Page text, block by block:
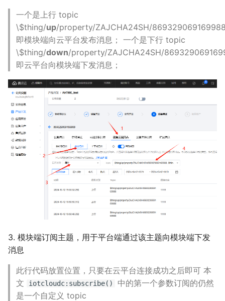
一个是上行 topic
\$thing/up/property/ZAJCHA24SH/
即模块端向云平台发布消息； 一个是下行 topic
\$thing/down/property/ZAJCHA24SH/
即云平台向模块端下发消息；
3. 模块端订阅主题，用于平台端通过该主题向模块端下发
消息
此行代码放置位置，只要在云平台连接成功之后即可 本
文
iotcloudc:subscribe()
中的第一个参数订阅的仍然
是一个自定义 topic